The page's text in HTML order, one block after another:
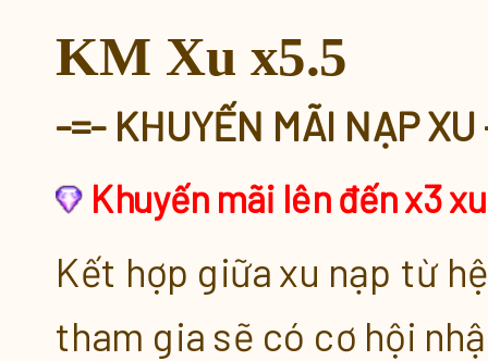
KM Xu x5.5
Quà Tặng Nạp Xu Tích Lũy
Nạp Xu Tích Lũy 3 Chọn 1
KM Xu x5.5
-=- KHUYẾN MÃI NẠP
Khuyến mãi lên đến x3
Kết hợp giữa xu nạp từ
tham gia sẽ có cơ hội